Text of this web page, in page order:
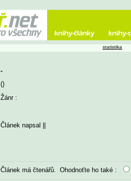
-
()
Žánr :
Článek napsal
Článek má čtenářů. Ohodnoťte ho také :
statistika